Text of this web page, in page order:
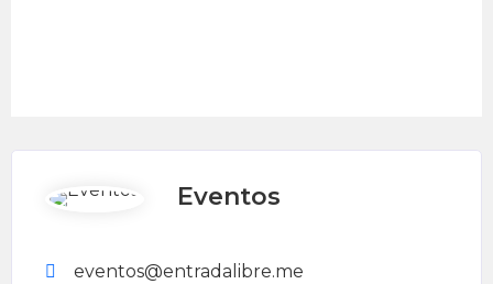
Eventos
eventos@entradalibre.me